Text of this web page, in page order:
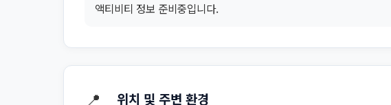
액티비티 정보 준비중입니다.
📍 위치 및 주변 환경